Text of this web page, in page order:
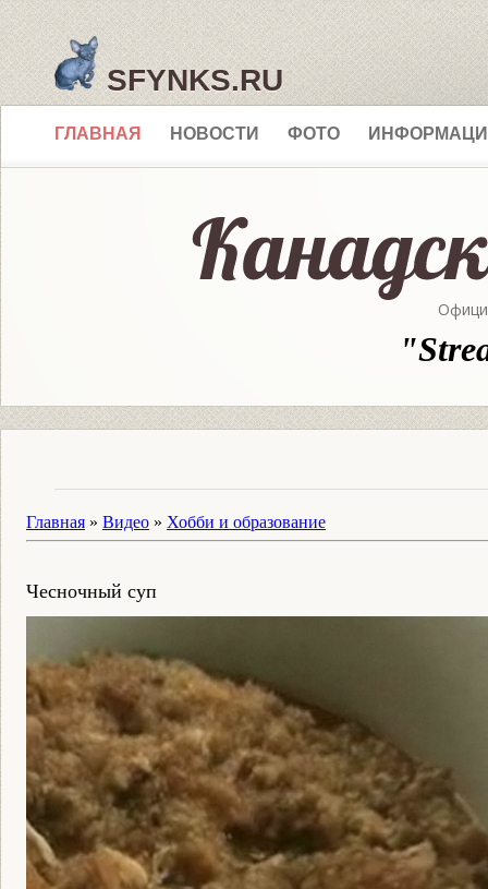
SFYNKS.RU
ГЛАВНАЯ НОВОСТИ ФОТО
Главная » Видео » Хобби и образование
Чесночный суп